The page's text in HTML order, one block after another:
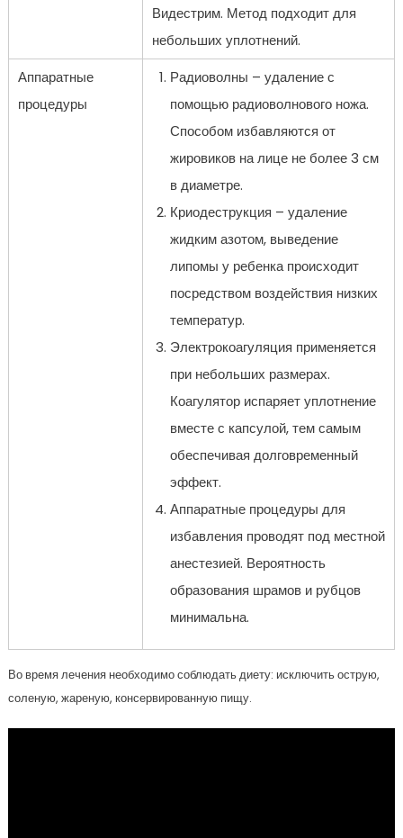
Видестрим. Метод подходит для
небольших уплотнений.
Аппаратные
процедуры
Радиоволны – удаление с
помощью радиоволнового ножа.
Способом избавляются от
жировиков на лице не более 3 см
в диаметре.
Криодеструкция – удаление
жидким азотом, выведение
липомы у ребенка происходит
посредством воздействия низких
температур.
Электрокоагуляция применяется
при небольших размерах.
Коагулятор испаряет уплотнение
вместе с капсулой, тем самым
обеспечивая долговременный
эффект.
Аппаратные процедуры для
избавления проводят под местной
анестезией. Вероятность
образования шрамов и рубцов
минимальна.
Во время лечения необходимо соблюдать диету: исключить острую,
соленую, жареную, консервированную пищу.